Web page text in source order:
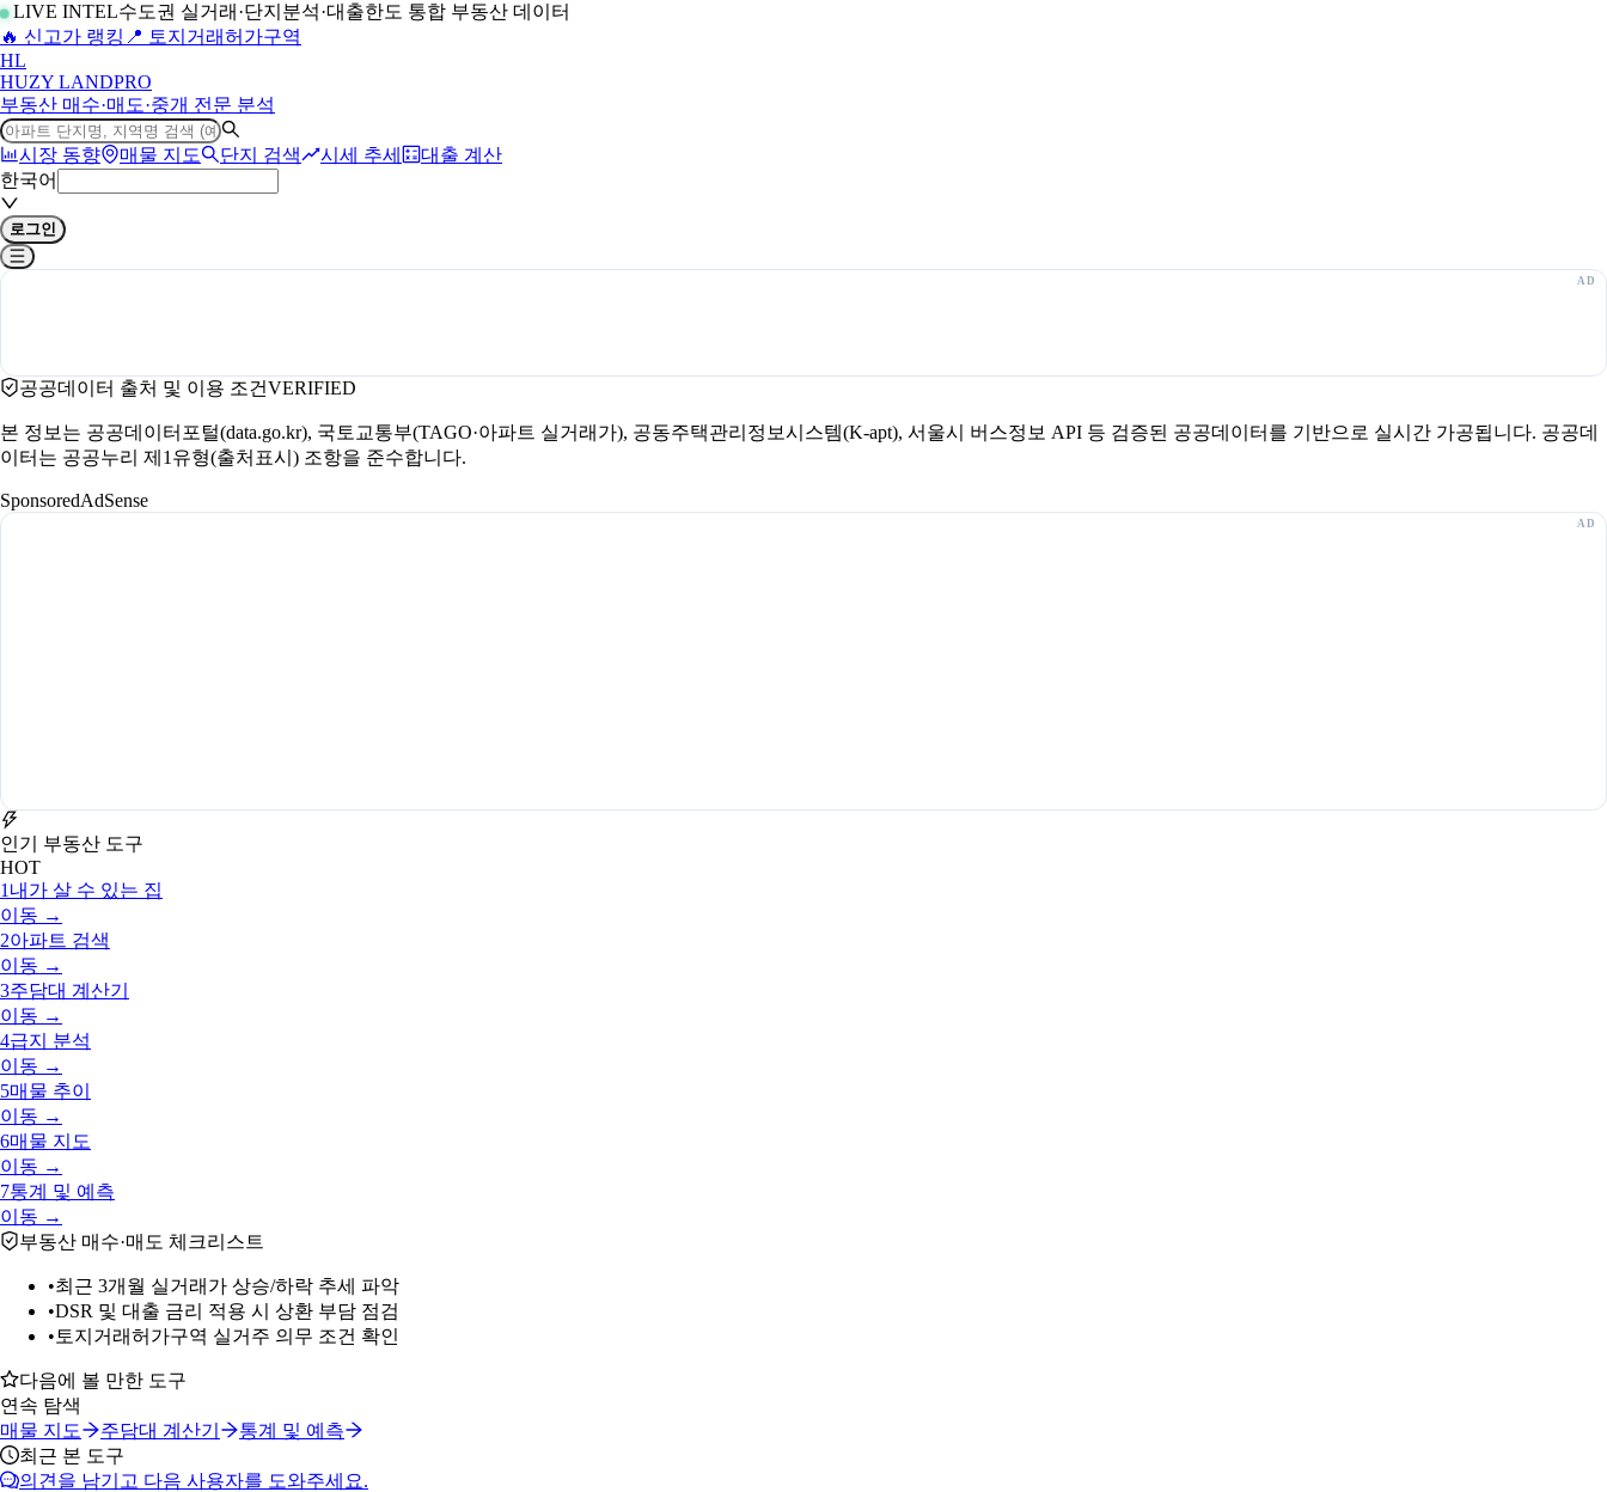
LIVE INTEL수도권 실거래·단지분석·대출한도 통합 부동산 데이터
🔥 신고가 랭킹 📍 토지거래허가구역
HL
HUZY LANDPRO
부동산 매수·매도·중개 전문 분석
시장 동향 매물 지도 단지 검색 시세 추세
대출 계산
한국어
로그인
공공데이터 출처 및 이용 조건VERIFIED
본 정보는 공공데이터포털(data.go.kr), 국토교통부(TAGO·아파트 실거래가), 공동주택관리정보시스템(K-apt), 서울시 버스정보 API 등 검증된 공공데이터를 기반으로 실시간 가공됩니다. 공공데
이터는 공공누리 제1유형(출처표시) 조항을 준수합니다.
SponsoredAdSense
인기 부동산 도구
HOT
1 내가 살 수 있는 집
이동 →
2아파트 검색
이동 →
3주담대 계산기
이동 →
4급지 분석
이동 →
5매물 추이
이동 →
6매물 지도
이동 →
7통계 및 예측
이동 →
부동산 매수·매도 체크리스트
•최근 3개월 실거래가 상승/하락 추세 파악
•DSR 및 대출 금리 적용 시 상환 부담 점검
• 토지거래허가구역 실거주 의무 조건 확인
다음에 볼 만한 도구
연속 탐색
매물 지도
주담대 계산기
통계 및 예측
최근 본 도구
의견을 남기고 다음 사용자를 도와주세요.